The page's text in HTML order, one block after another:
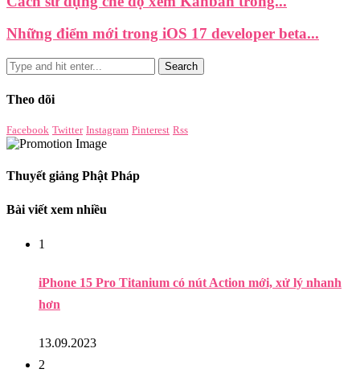
Những điểm mới trong iOS 17 developer beta...
Theo dõi
Facebook Twitter Instagram Pinterest Rss
Thuyết giảng Phật Pháp
Bài viết xem nhiều
1
iPhone 15 Pro Titanium có nút Action mới, xử lý nhanh
hơn
13.09.2023
2